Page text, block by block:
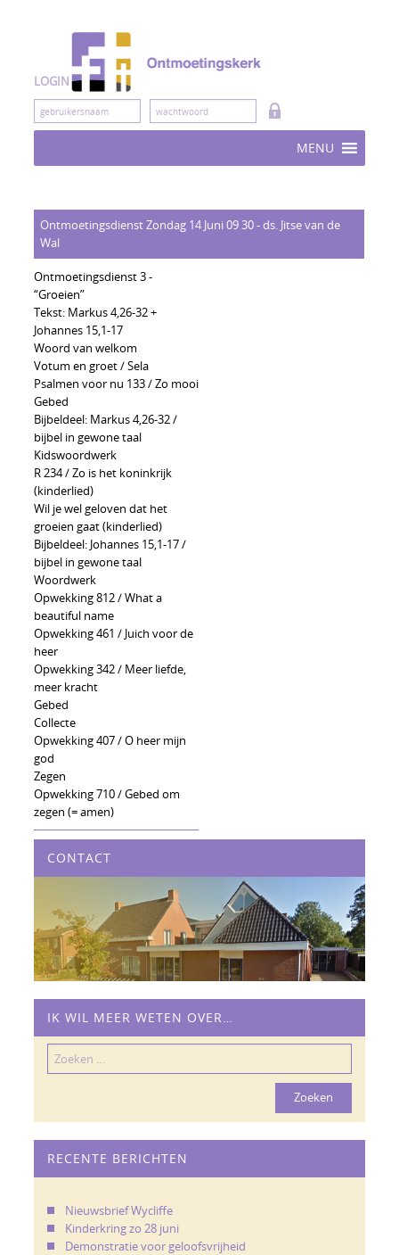
LOGIN
MENU
Ontmoetingsdienst Zondag 14 Juni 09 30 - ds. Jitse van de
Wal
Ontmoetingsdienst 3 -
“Groeien”
Tekst: Markus 4,26-32 +
Johannes 15,1-17
Woord van welkom
Votum en groet / Sela
Psalmen voor nu 133 / Zo mooi
Gebed
Bijbeldeel: Markus 4,26-32 /
bijbel in gewone taal
Kidswoordwerk
R 234 / Zo is het koninkrijk
(kinderlied)
Wil je wel geloven dat het
groeien gaat (kinderlied)
Bijbeldeel: Johannes 15,1-17 /
bijbel in gewone taal
Woordwerk
Opwekking 812 / What a
beautiful name
Opwekking 461 / Juich voor de
heer
Opwekking 342 / Meer liefde,
meer kracht
Gebed
Collecte
Opwekking 407 / O heer mijn
god
Zegen
Opwekking 710 / Gebed om
zegen (= amen)
CONTACT
IK WIL MEER WETEN OVER…
Zoeken
naar:
RECENTE BERICHTEN
Nieuwsbrief Wycliffe
Kinderkring zo 28 juni
Demonstratie voor geloofsvrijheid